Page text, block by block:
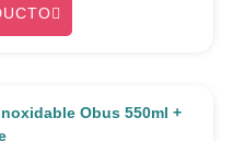
Obus 550ml +